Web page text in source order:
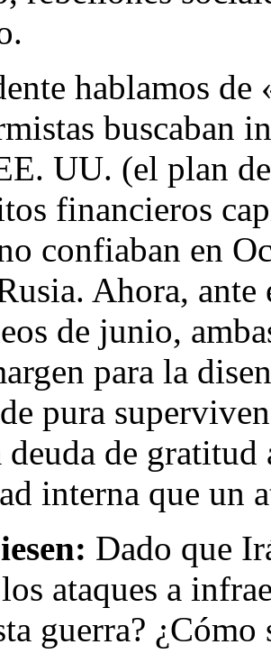
hablamos de
buscaban
UU. (el plan
financieros
confiaban en
Ahora,
de junio,
para la
pura
deuda de
interna que un
Dado que
ataques a
guerra?